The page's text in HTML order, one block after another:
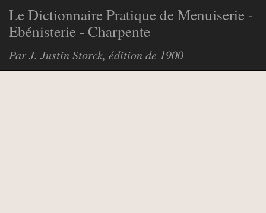
Le Dictionnaire Pratique de Menuiserie -
Ebénisterie - Charpente
Par J. Justin Storck, édition de 1900